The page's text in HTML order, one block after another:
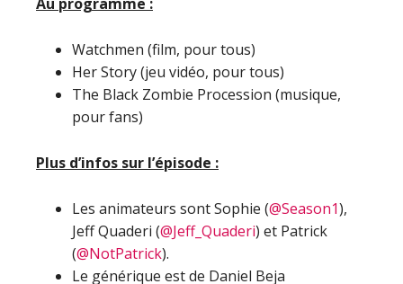
Watchmen (film, pour tous)
Her Story (jeu vidéo, pour tous)
The Black Zombie Procession (musique,
pour fans)
Plus d’infos sur l’épisode :
Les animateurs sont Sophie (@Season1),
Jeff Quaderi (@Jeff_Quaderi) et Patrick
(@NotPatrick).
Le générique est de Daniel Beja